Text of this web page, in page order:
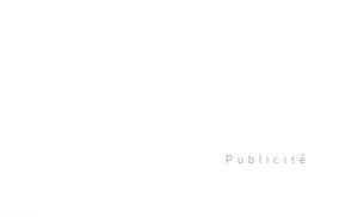
Publicité